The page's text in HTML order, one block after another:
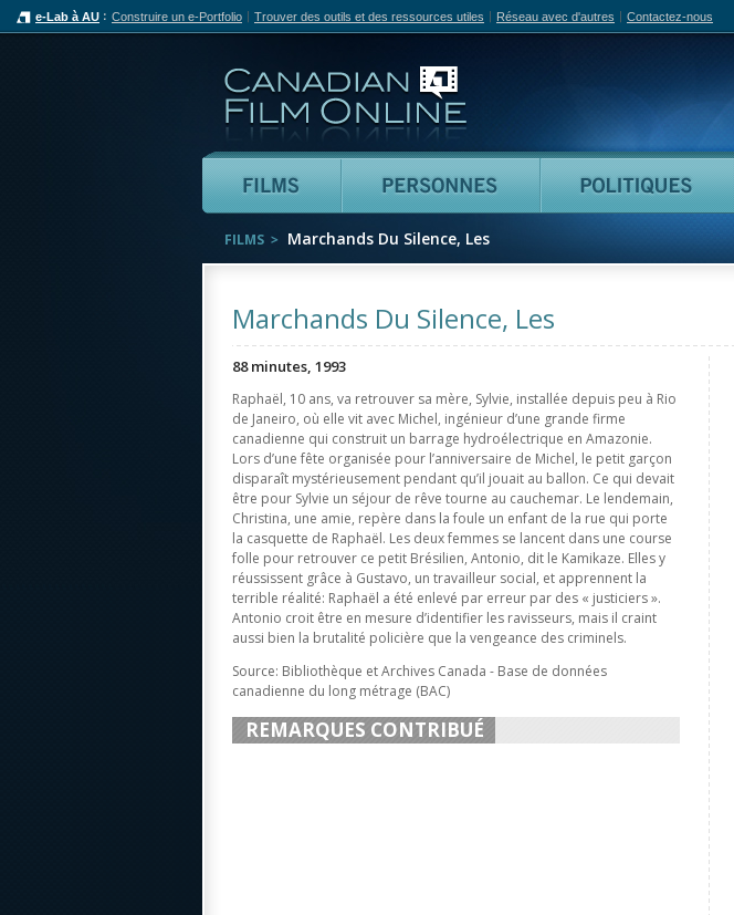
e-Lab à AU Construire un e-Portfolio Trouver des outils et des ressources utiles Réseau avec d'autres Contactez-nous
Films Personnes
FILMS Marchands Du Silence, Les
Marchands Du Silence, Les
88 minutes, 1993
Raphaël, 10 ans, va retrouver sa mère, Sylvie, installée depuis peu à Rio
de Janeiro, où elle vit avec Michel, ingénieur d’une grande firme
canadienne qui construit un barrage hydroélectrique en Amazonie.
Lors d’une fête organisée pour l’anniversaire de Michel, le petit garçon
disparaît mystérieusement pendant qu’il jouait au ballon. Ce qui devait
être pour Sylvie un séjour de rêve tourne au cauchemar. Le lendemain,
Christina, une amie, repère dans la foule un enfant de la rue qui porte
la casquette de Raphaël. Les deux femmes se lancent dans une course
folle pour retrouver ce petit Brésilien, Antonio, dit le Kamikaze. Elles y
réussissent grâce à Gustavo, un travailleur social, et apprennent la
terrible réalité: Raphaël a été enlevé par erreur par des « justiciers ».
Antonio croit être en mesure d’identifier les ravisseurs, mais il craint
aussi bien la brutalité policière que la vengeance des criminels.
Source: Bibliothèque et Archives Canada - Base de données
canadienne du long métrage (BAC)
REMARQUES CONTRIBUÉ